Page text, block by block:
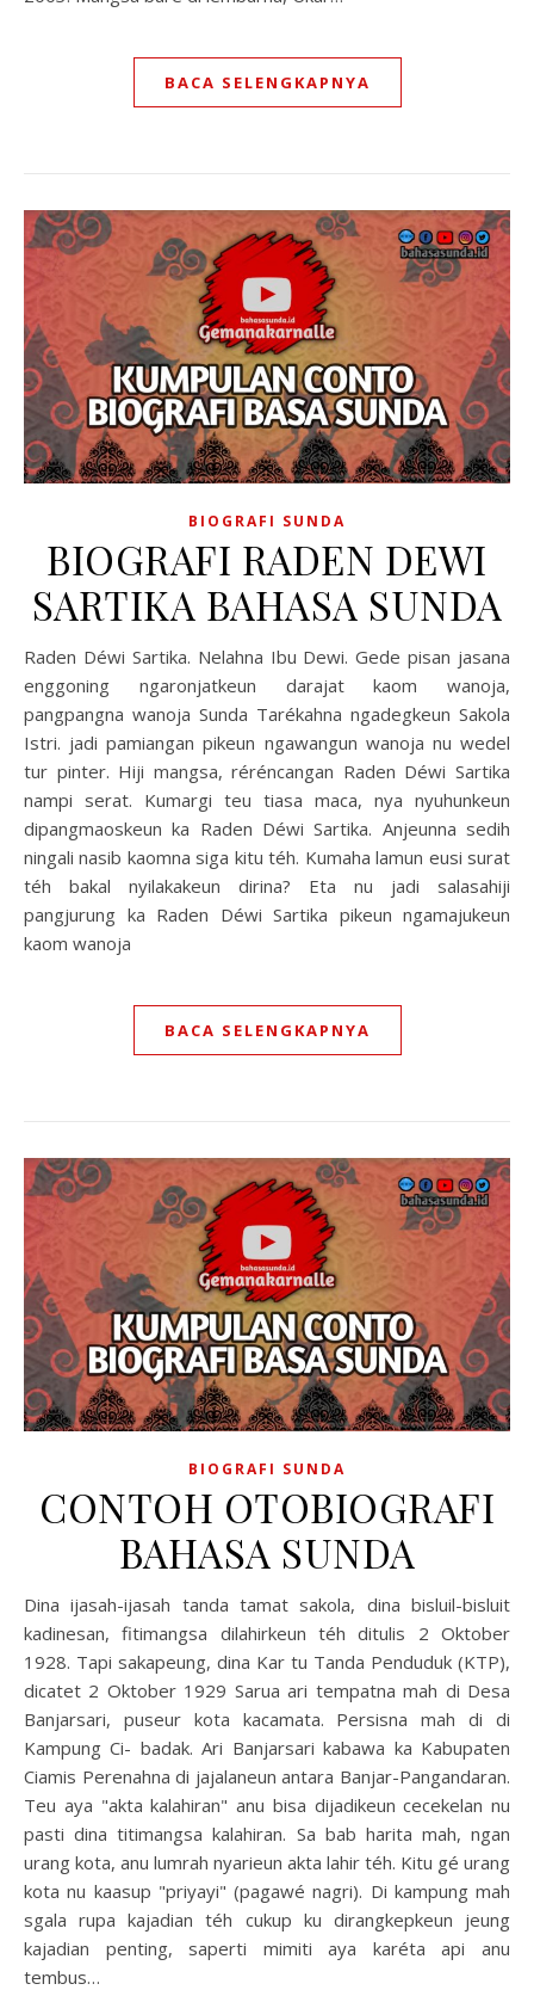
BACA SELENGKAPNYA
BIOGRAFI SUNDA
BIOGRAFI RADEN DEWI
SARTIKA BAHASA SUNDA
Raden Déwi Sartika. Nelahna Ibu Dewi. Gede pisan jasana
enggoning ngaronjatkeun darajat kaom wanoja,
pangpangna wanoja Sunda Tarékahna ngadegkeun Sakola
Istri. jadi pamiangan pikeun ngawangun wanoja nu wedel
tur pinter. Hiji mangsa, réréncangan Raden Déwi Sartika
nampi serat. Kumargi teu tiasa maca, nya nyuhunkeun
dipangmaoskeun ka Raden Déwi Sartika. Anjeunna sedih
ningali nasib kaomna siga kitu téh. Kumaha lamun eusi surat
téh bakal nyilakakeun dirina? Eta nu jadi salasahiji
pangjurung ka Raden Déwi Sartika pikeun ngamajukeun
kaom wanoja
BACA SELENGKAPNYA
BIOGRAFI SUNDA
CONTOH OTOBIOGRAFI
BAHASA SUNDA
Dina ijasah-ijasah tanda tamat sakola, dina bisluil-bisluit
kadinesan, fitimangsa dilahirkeun téh ditulis 2 Oktober
1928. Tapi sakapeung, dina Kar tu Tanda Penduduk (KTP),
dicatet 2 Oktober 1929 Sarua ari tempatna mah di Desa
Banjarsari, puseur kota kacamata. Persisna mah di di
Kampung Ci- badak. Ari Banjarsari kabawa ka Kabupaten
Ciamis Perenahna di jajalaneun antara Banjar-Pangandaran.
Teu aya "akta kalahiran" anu bisa dijadikeun cecekelan nu
pasti dina titimangsa kalahiran. Sa bab harita mah, ngan
urang kota, anu lumrah nyarieun akta lahir téh. Kitu gé urang
kota nu kaasup "priyayi" (pagawé nagri). Di kampung mah
sgala rupa kajadian téh cukup ku dirangkepkeun jeung
kajadian penting, saperti mimiti aya karéta api anu
tembus…